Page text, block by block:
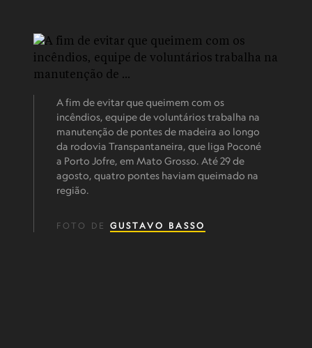
A fim de evitar que queimem com os
incêndios, equipe de voluntários trabalha na
manutenção de pontes de madeira ao longo
da rodovia Transpantaneira, que liga Poconé
a Porto Jofre, em Mato Grosso. Até 29 de
agosto, quatro pontes haviam queimado na
região.
FOTO DE GUSTAVO BASSO